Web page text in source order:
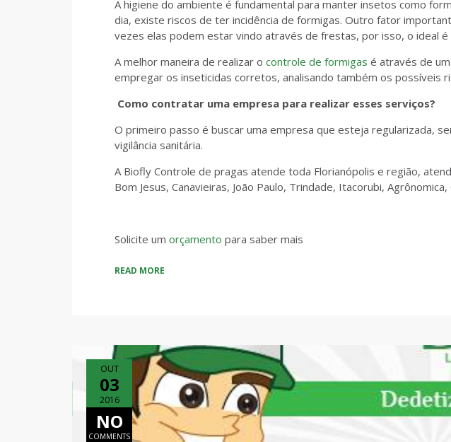
A higiene do ambiente é fundamental para manter insetos como
dia, existe riscos de ter incidência de formigas. Outro fator
vezes elas podem estar vindo através de frestas, por isso, o ideal
A melhor maneira de realizar o controle de formigas é através de
empregar os inseticidas corretos, analisando também os possíveis
Como contratar uma empresa para realizar esses serviços?
O primeiro passo é buscar uma empresa que esteja regularizada,
vigilância sanitária.
A Biofly Controle de pragas atende toda Florianópolis e região,
Bom Jesus, Canavieiras, João Paulo, Trindade, Itacorubi,
Solicite um orçamento para saber mais
READ MORE
OUT
03
2016
NO
COMMENTS
abortions